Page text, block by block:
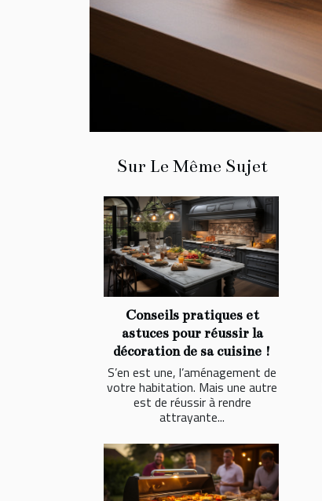
Sur Le Même Sujet
Conseils pratiques et
astuces pour réussir la
décoration de sa cuisine !
S’en est une, l’aménagement de
votre habitation. Mais une autre
est de réussir à rendre
attrayante...